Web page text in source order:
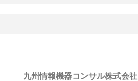
九州情報機器コンサル株式会社